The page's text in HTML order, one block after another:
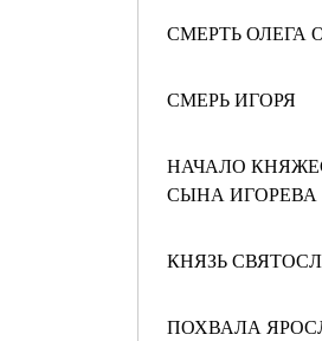
СМЕРТЬ ОЛЕГА
СМЕРЬ ИГОРЯ
НАЧАЛО
СЫНА ИГОРЕВА
КНЯЗЬ
ПОХВАЛА